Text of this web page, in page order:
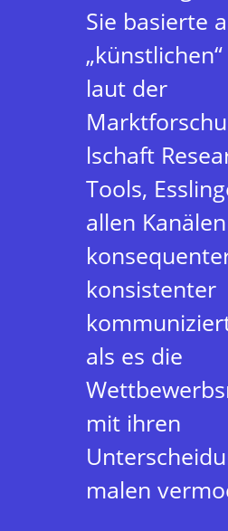
Sie basierte
laut der
lschaft
Tools,
allen Kanälen
konsistenter
als es die
mit ihren
malen